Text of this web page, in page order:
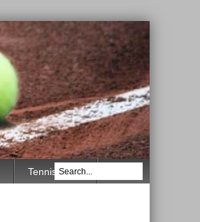
Tennis Race